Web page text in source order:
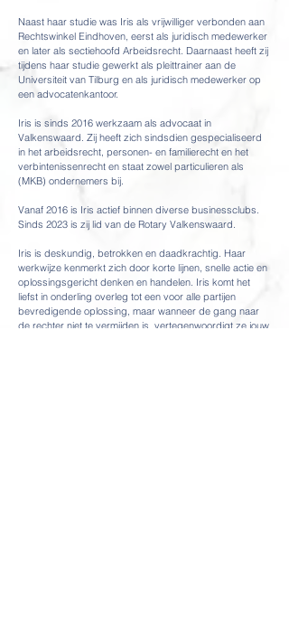
Naast haar studie was Iris als vrijwilliger verbonden aan
Rechtswinkel Eindhoven, eerst als juridisch medewerker
en later als sectiehoofd Arbeidsrecht. Daarnaast heeft zij
tijdens haar studie gewerkt als pleittrainer aan de
Universiteit van Tilburg en als juridisch medewerker op
een advocatenkantoor.
Iris is sinds 2016 werkzaam als advocaat in
Valkenswaard. Zij heeft zich sindsdien gespecialiseerd
in het arbeidsrecht, personen- en familierecht en het
verbintenissenrecht en staat zowel particulieren als
(MKB) ondernemers bij.
Vanaf 2016 is Iris actief binnen diverse businessclubs.
Sinds 2023 is zij lid van de Rotary Valkenswaard.
Iris is deskundig, betrokken en daadkrachtig. Haar
werkwijze kenmerkt zich door korte lijnen, snelle actie en
oplossingsgericht denken en handelen. Iris komt het
liefst in onderling overleg tot een voor alle partijen
bevredigende oplossing, maar wanneer de gang naar
de rechter niet te vermijden is, vertegenwoordigt ze jouw